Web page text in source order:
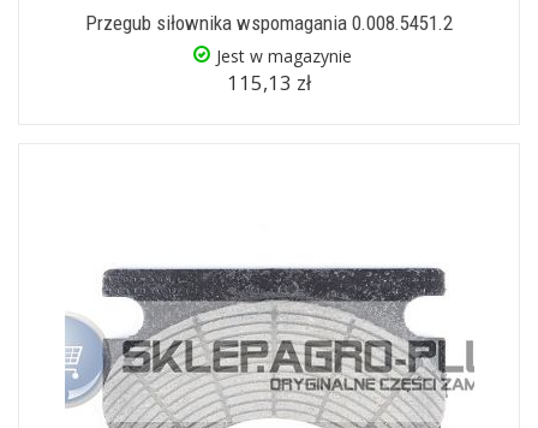
Przegub siłownika wspomagania 0.008.5451.2
Jest w magazynie
115,13 zł